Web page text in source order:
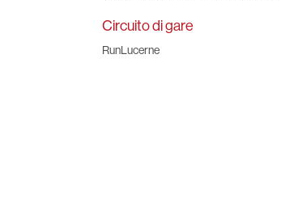
Circuito di gare
RunLucerne